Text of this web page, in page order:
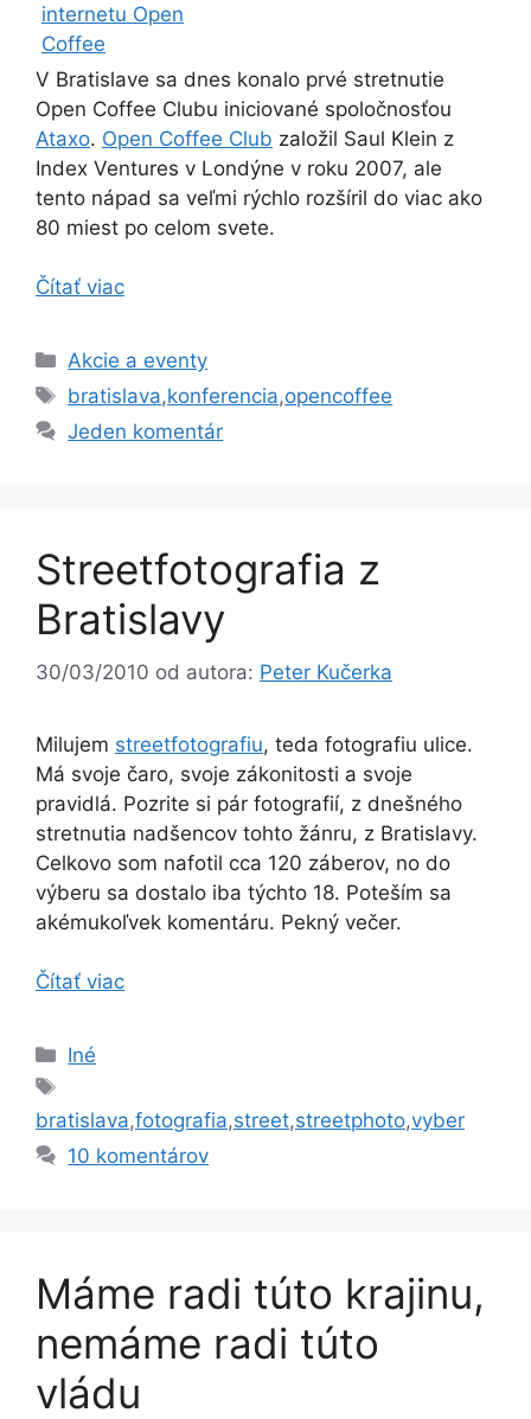
V Bratislave sa dnes konalo prvé stretnutie
Open Coffee Clubu iniciované spoločnosťou
Ataxo. Open Coffee Club založil Saul Klein z
Index Ventures v Londýne v roku 2007, ale
tento nápad sa veľmi rýchlo rozšíril do viac ako
80 miest po celom svete.
Čítať viac
Kategórie
Akcie a eventy
Značky
bratislava,konferencia,opencoffee
Jeden komentár
Streetfotografia z
Bratislavy
30/03/2010 od autora: Peter Kučerka
Milujem streetfotografiu, teda fotografiu ulice.
Má svoje čaro, svoje zákonitosti a svoje
pravidlá. Pozrite si pár fotografií, z dnešného
stretnutia nadšencov tohto žánru, z Bratislavy.
Celkovo som nafotil cca 120 záberov, no do
výberu sa dostalo iba týchto 18. Poteším sa
akémukoľvek komentáru. Pekný večer.
Čítať viac
Kategórie
Iné
bratislava,fotografia,street,streetphoto,vyber
10 komentárov
Máme radi túto krajinu,
nemáme radi túto
vládu